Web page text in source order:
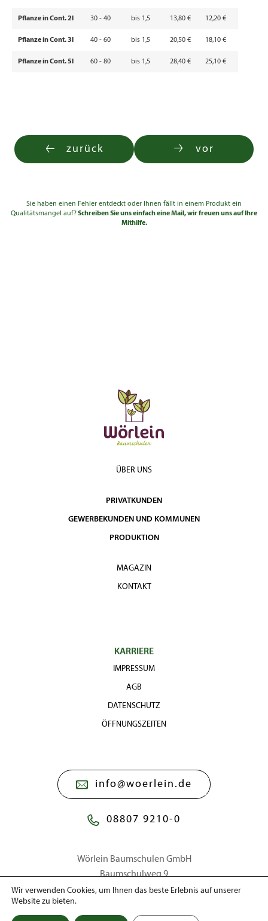
Pflanze in Cont. 2l 30 - 40 bis 1,5 13,80 € 12,20 €
Pflanze in Cont. 3l 40 - 60 bis 1,5 20,50 € 18,10 €
Pflanze in Cont. 5l 60 - 80 bis 1,5 28,40 € 25,10 €
zurück vor
Sie haben einen Fehler entdeckt oder Ihnen fällt in einem Produkt ein
Qualitätsmangel auf?Schreiben Sie uns einfach eine Mail, wir freuen uns auf Ihre
Mithilfe.
ÜBER UNS
PRIVATKUNDEN
GEWERBEKUNDEN UND KOMMUNEN
PRODUKTION
MAGAZIN
KONTAKT
KARRIERE
IMPRESSUM
AGB
DATENSCHUTZ
ÖFFNUNGSZEITEN
info@woerlein.de
08807 9210-0
Wörlein Baumschulen GmbH
Baumschulweg 9
86911 Dießen a. Ammersee
Wir verwenden Cookies, um Ihnen das beste Erlebnis auf unserer
Website zu bieten.